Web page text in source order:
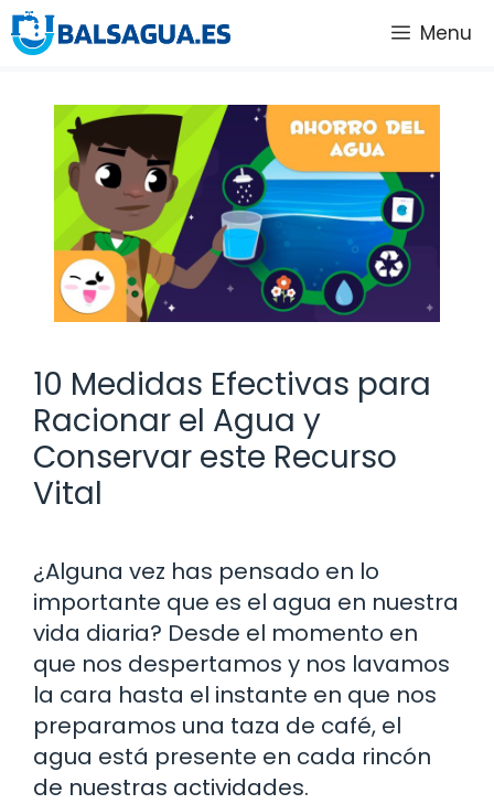
Saltar
al
Menu
10 Medidas Efectivas para
Racionar el Agua y
Conservar este Recurso
Vital
¿Alguna vez has pensado en lo
importante que es el agua en nuestra
vida diaria? Desde el momento en
que nos despertamos y nos lavamos
la cara hasta el instante en que nos
preparamos una taza de café, el
agua está presente en cada rincón
de nuestras actividades.